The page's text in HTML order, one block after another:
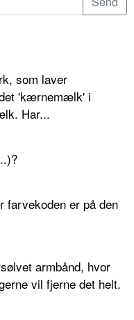
som laver
'kærnemælk' i
Har...
farvekoden er på den
armbånd, hvor
vil fjerne det helt.